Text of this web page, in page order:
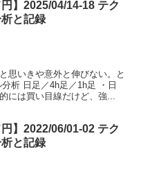
円】2025/04/14-18 テク
と記録
思いきや意外と伸びない。と
析 日足／4h足／1h足 ・日
には買い目線だけど、強...
円】2022/06/01-02 テク
と記録